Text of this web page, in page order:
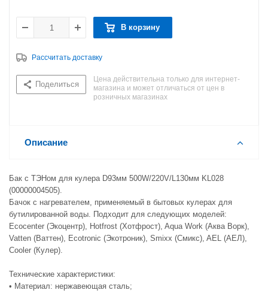
В корзину
Рассчитать доставку
Поделиться
Цена действительна только для интернет-
магазина и может отличаться от цен в
розничных магазинах
Описание
Бак с ТЭНом для кулера D93мм 500W/220V/L130мм KL028
(00000004505).
Бачок с нагревателем, применяемый в бытовых кулерах для
бутилированной воды. Подходит для следующих моделей:
Ecocenter (Экоцентр), Hotfrost (Хотфрост), Aqua Work (Аква Ворк),
Vatten (Ваттен), Ecotronic (Экотроник), Smixx (Смикс), AEL (АЕЛ),
Cooler (Кулер).
Технические характеристики:
• Материал: нержавеющая сталь;